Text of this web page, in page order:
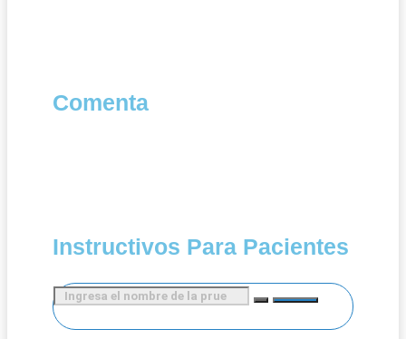
Comenta
Instructivos Para Pacientes